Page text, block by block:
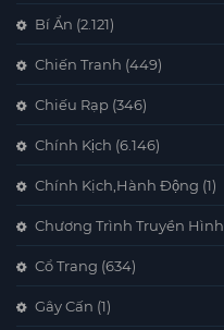
Bí Ẩn (2.121)
Chiến Tranh (449)
Chiếu Rạp (346)
Chính Kịch (6.146)
Chính Kịch,Hành Động (1)
Chương Trình Truyền Hình
Cổ Trang (634)
Gây Cấn (1)